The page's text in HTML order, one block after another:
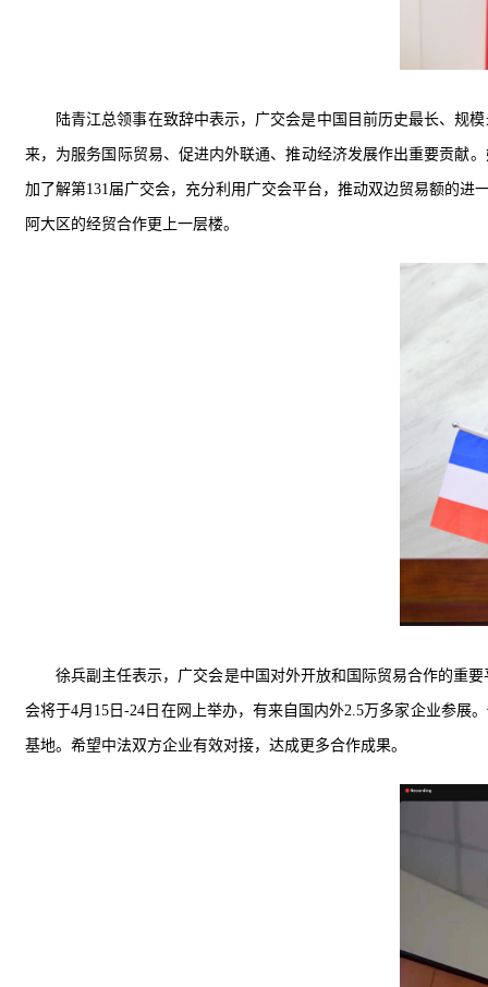
陆青江总领事在致辞中表示，广交会是中国目前历史最长、规
来， 为服务国际贸易、促进内外联通、推动经济发展作出重要贡献。
加了解第131 届广交会， 充分利用广交会平台， 推动双边贸易额的进
阿大区的经贸合作更上一层楼。
徐兵副主任表示，广交会是中国对外开放和国际贸易合作的重
会将于4月 15 日-24 日在网上举办， 有来自国内外2.5 万多家企业参展
基地。希望中法双方企业有效对接，达成更多合作成果。